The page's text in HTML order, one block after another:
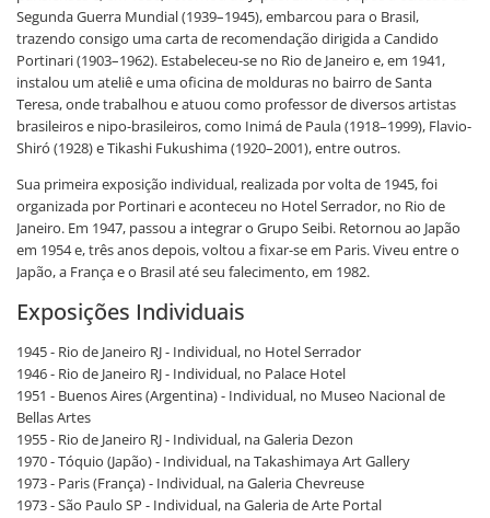
Segunda Guerra Mundial (1939–1945), embarcou para o Brasil,
trazendo consigo uma carta de recomendação dirigida a Candido
Portinari (1903–1962). Estabeleceu-se no Rio de Janeiro e, em 1941,
instalou um ateliê e uma oficina de molduras no bairro de Santa
Teresa, onde trabalhou e atuou como professor de diversos artistas
brasileiros e nipo-brasileiros, como Inimá de Paula (1918–1999), Flavio-
Shiró (1928) e Tikashi Fukushima (1920–2001), entre outros.
Sua primeira exposição individual, realizada por volta de 1945, foi
organizada por Portinari e aconteceu no Hotel Serrador, no Rio de
Janeiro. Em 1947, passou a integrar o Grupo Seibi. Retornou ao Japão
em 1954 e, três anos depois, voltou a fixar-se em Paris. Viveu entre o
Japão, a França e o Brasil até seu falecimento, em 1982.
Exposições Individuais
1945 - Rio de Janeiro RJ - Individual, no Hotel Serrador
1946 - Rio de Janeiro RJ - Individual, no Palace Hotel
1951 - Buenos Aires (Argentina) - Individual, no Museo Nacional de
Bellas Artes
1955 - Rio de Janeiro RJ - Individual, na Galeria Dezon
1970 - Tóquio (Japão) - Individual, na Takashimaya Art Gallery
1973 - Paris (França) - Individual, na Galeria Chevreuse
1973 - São Paulo SP - Individual, na Galeria de Arte Portal